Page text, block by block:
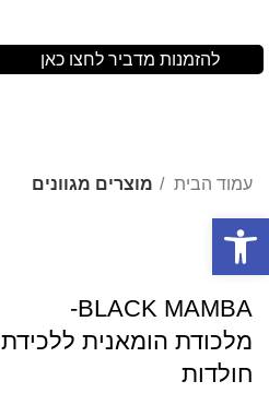
להזמנות מדביר לחצו כאן
עמוד הבית מוצרים מגוונים
BLACK MAMBA-
מלכודת הומאנית ללכידת
חולדות
פתח סרגל נגישות